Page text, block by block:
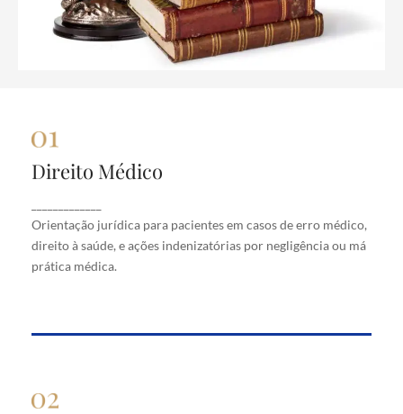
Direito Médico
Orientação jurídica para pacientes em casos de erro médico,
direito à saúde, e ações indenizatórias por negligência ou má
prática médica.
Direito Médico
erro médico, direito à saúde, e ações indenizatórias
por negligência ou má prática médica.